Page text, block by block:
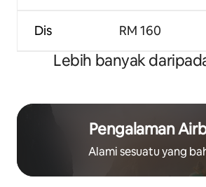
Dis RM 160
Lebih banyak
Pengalaman
Alami sesuatu yang